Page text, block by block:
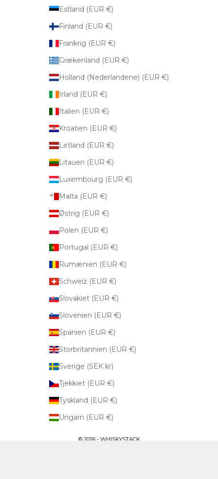
Estland (EUR €)
Finland (EUR €)
Frankrig (EUR €)
Grækenland (EUR €)
Holland (Nederlandene) (EUR €)
Irland (EUR €)
Italien (EUR €)
Kroatien (EUR €)
Letland (EUR €)
Litauen (EUR €)
Luxembourg (EUR €)
Malta (EUR €)
Østrig (EUR €)
Polen (EUR €)
Portugal (EUR €)
Rumænien (EUR €)
Schweiz (EUR €)
Slovakiet (EUR €)
Slovenien (EUR €)
Spanien (EUR €)
Storbritannien (EUR €)
Sverige (SEK kr)
Tjekkiet (EUR €)
Tyskland (EUR €)
Ungarn (EUR €)
© 2026 - WHISKYSTACK